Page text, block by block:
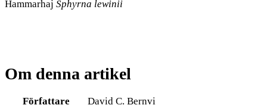
Hammarhaj Sphyrna lewinii
Om denna artikel
Författare
David C. Bernvi